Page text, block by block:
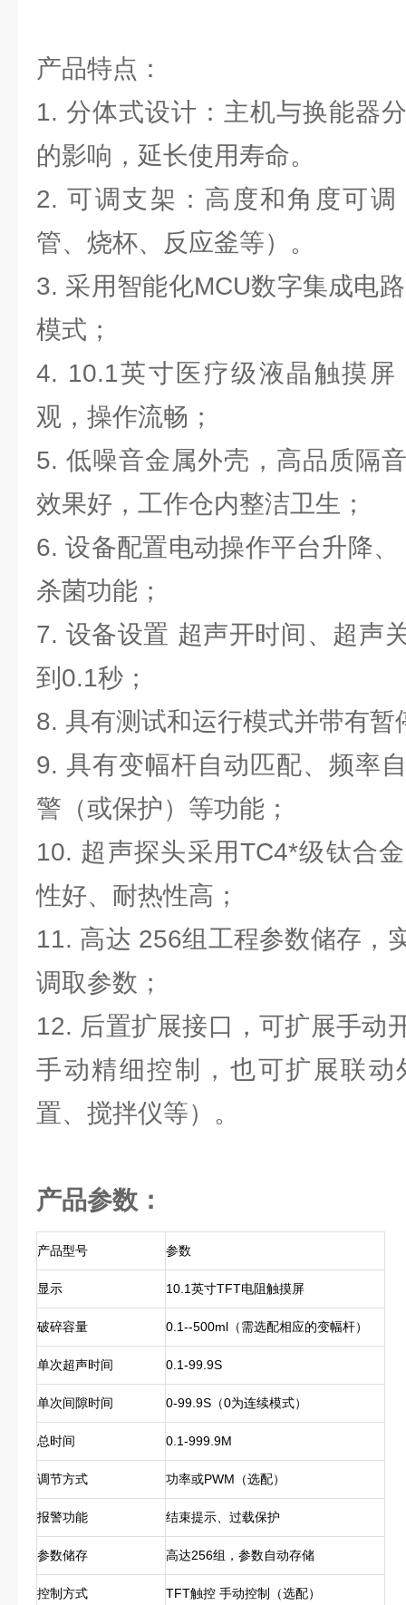
产品特点：
1. 分体式设计：主机与换能器
的影响，延长使用寿命。
2. 可调支架：高度和角度可
管、烧杯、反应釜等）。
3. 采用智能化MCU数字集成电
模式；
4. 10.1英寸医疗级液晶触摸
观，操作流畅；
5. 低噪音金属外壳，高品质隔
效果好，工作仓内整洁卫生；
6. 设备配置电动操作平台升降
杀菌功能；
7. 设备设置 超声开时间、超声
到0.1秒；
8. 具有测试和运行模式并带有暂
9. 具有变幅杆自动匹配、频率
警（或保护）等功能；
10. 超声探头采用TC4*级钛合
性好、耐热性高；
11. 高达 256组工程参数储存，
调取参数；
12. 后置扩展接口，可扩展手动
手动精细控制，也可扩展联动
置、搅拌仪等）。
产品参数：
产品型号 参数
显示 10.1英寸TFT电阻触摸屏
破碎容量 0.1--500ml（需选配相应的变幅杆）
单次超声时间 0.1-99.9S
单次间隙时间 0-99.9S（0为连续模式）
总时间 0.1-999.9M
调节方式 功率或PWM（选配）
报警功能 结束提示、过载保护
参数储存 高达256组，参数自动存储
控制方式 TFT触控 手动控制（选配）